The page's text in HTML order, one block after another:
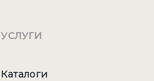
УСЛУГИ
Каталоги